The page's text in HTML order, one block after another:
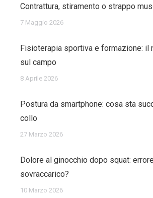
Contrattura, stiramento o strappo
7 Maggio 2026
Fisioterapia sportiva e formazione: il
sul campo
8 Aprile 2026
Postura da smartphone: cosa sta
collo
27 Marzo 2026
Dolore al ginocchio dopo squat:
sovraccarico?
10 Marzo 2026